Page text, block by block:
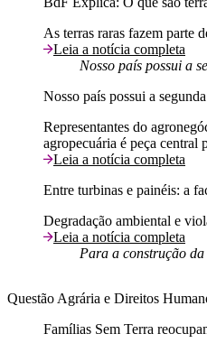
As terras raras fazem parte
Leia a notícia completa
Nosso país possui a
Nosso país possui a
Representantes do
agropecuária é peça central
Leia a notícia completa
Entre turbinas e painéis: a
Degradação ambiental e
Leia a notícia completa
Para a construção
Questão Agrária e Direitos
Famílias Sem Terra